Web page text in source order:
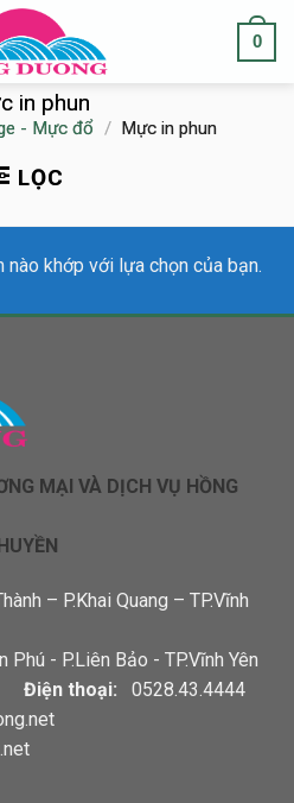
0
in phun
- Mực đổ / Mực in phun
LỌC
khớp với lựa chọn của bạn.
MẠI VÀ DỊCH VỤ HỒNG
– P.Khai Quang – TP.Vĩnh
Phú - P.Liên Bảo - TP.Vĩnh Yên
Điện thoại: 0528.43.4444